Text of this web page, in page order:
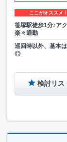
ここがオススメ！
笹塚駅徒歩1分♪ア
楽々通勤
巡回時以外、基本
◎
検討リス